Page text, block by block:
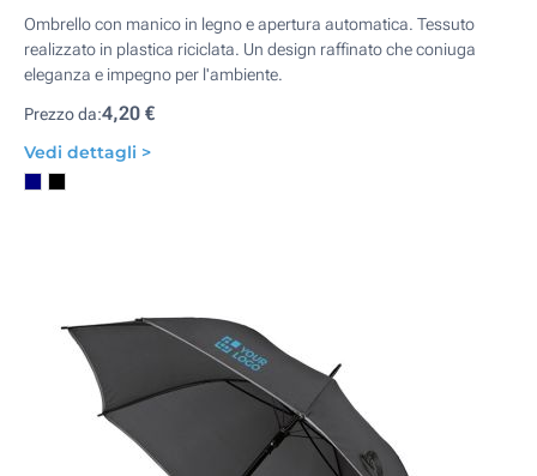
Ombrello con manico in legno e apertura automatica. Tessuto
realizzato in plastica riciclata. Un design raffinato che coniuga
eleganza e impegno per l'ambiente.
Prezzo da:4,20 €
Vedi dettagli >